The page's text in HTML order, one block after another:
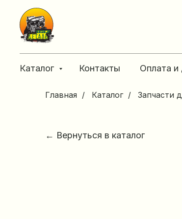
Каталог Контакты Оплата и
Главная / Каталог / Запчасти
← Вернуться в каталог